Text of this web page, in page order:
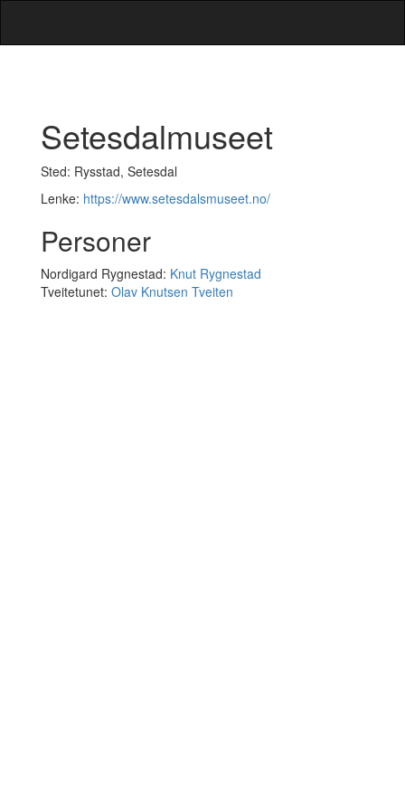
Setesdalmuseet
Sted: Rysstad, Setesdal
Lenke: https://www.setesdalsmuseet.no/
Personer
Nordigard Rygnestad: Knut Rygnestad
Tveitetunet: Olav Knutsen Tveiten